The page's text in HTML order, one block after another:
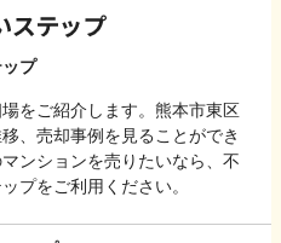
プ
をご紹介します。熊本市東区
、売却事例を見ることができ
ンションを売りたいなら、不
プをご利用ください。